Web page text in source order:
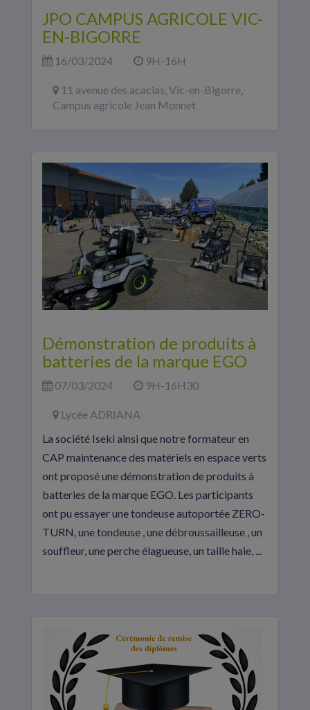
JPO CAMPUS AGRICOLE VIC-
EN-BIGORRE
16/03/2024 9H-16H
11 avenue des acacias, Vic-en-Bigorre,
Campus agricole Jean Monnet
Démonstration de produits à
batteries de la marque EGO
07/03/2024 9H-16H30
Lycée ADRIANA
La société Iseki ainsi que notre formateur en
CAP maintenance des matériels en espace verts
ont proposé une démonstration de produits à
batteries de la marque EGO. Les participants
ont pu essayer une tondeuse autoportée ZERO-
TURN, une tondeuse , une débroussailleuse , un
souffleur, une perche élagueuse, un taille haie, ...